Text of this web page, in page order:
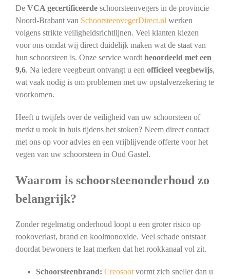
De VCA gecertificeerdeschoorsteenvegers in de provincie
Noord-Brabant van SchoorsteenvegerDirect.nl werken
volgens strikte veiligheidsrichtlijnen. Veel klanten kiezen
voor ons omdat wij direct duidelijk maken wat de staat van
hun schoorsteen is. Onze service wordt beoordeeld met een
9,6. Na iedere veegbeurt ontvangt u een officieel veegbewijs,
wat vaak nodig is om problemen met uw opstalverzekering te
voorkomen.
Heeft u twijfels over de veiligheid van uw schoorsteen of
merkt u rook in huis tijdens het stoken? Neem direct contact
met ons op voor advies en een vrijblijvende offerte voor het
vegen van uw schoorsteen in Oud Gastel.
Waarom is schoorsteenonderhoud zo
belangrijk?
Zonder regelmatig onderhoud loopt u een groter risico op
rookoverlast, brand en koolmonoxide. Veel schade ontstaat
doordat bewoners te laat merken dat het rookkanaal vol zit.
Schoorsteenbrand: Creosootvormt zich sneller dan u